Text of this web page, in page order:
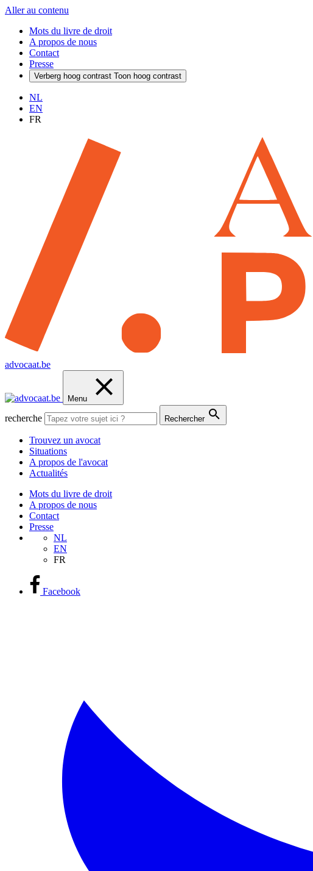
Aller au contenu
Mots du livre de droit
A propos de nous
Contact
Presse
Verberg hoog contrast Toon hoog contrast
NL
EN
FR
advocaat.be
Menu
recherche Rechercher
Trouvez un avocat
Situations
A propos de l'avocat
Actualités
Mots du livre de droit
A propos de nous
Contact
Presse
NL
EN
FR
Facebook